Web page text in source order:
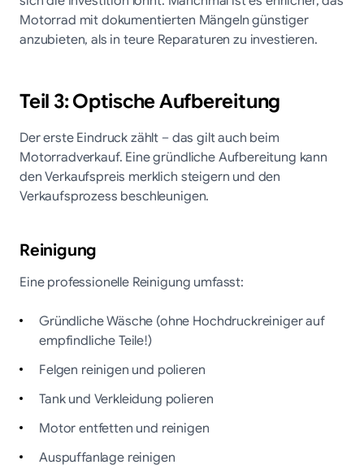
Motorrad mit dokumentierten Mängeln günstiger
anzubieten, als in teure Reparaturen zu investieren.
Teil 3: Optische Aufbereitung
Der erste Eindruck zählt – das gilt auch beim
Motorradverkauf. Eine gründliche Aufbereitung kann
den Verkaufspreis merklich steigern und den
Verkaufsprozess beschleunigen.
Reinigung
Eine professionelle Reinigung umfasst:
Gründliche Wäsche (ohne Hochdruckreiniger auf
empfindliche Teile!)
Felgen reinigen und polieren
Tank und Verkleidung polieren
Motor entfetten und reinigen
Auspuffanlage reinigen